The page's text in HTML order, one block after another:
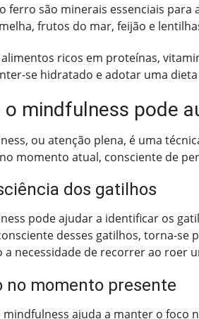
ferro são minerais essenciais
frutos do mar, feijão e
ricos em proteínas,
se hidratado e adotar uma
o mindfulness pode
ou atenção plena, é uma
momento atual, consciente de
dos gatilhos
pode ajudar a identificar os
desses gatilhos, torna-se
a necessidade de recorrer ao roer
no momento presente
mindfulness ajuda a manter o foco